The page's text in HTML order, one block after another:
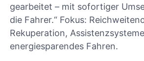
gearbeitet – mit sofortiger
die Fahrer.“ Fokus:
Rekuperation,
energiesparendes Fahren.